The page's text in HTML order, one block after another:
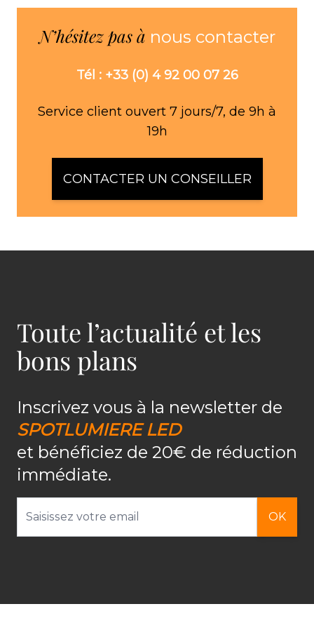
N’hésitez pas à nous contacter
Tél : +33 (0) 4 92 00 07 26
Service client ouvert 7 jours/7, de 9h à
19h
CONTACTER UN CONSEILLER
Toute l’actualité et les
bons plans
Inscrivez vous à la newsletter de
SPOTLUMIERE LED
et bénéficiez de 20€ de réduction
immédiate.
OK